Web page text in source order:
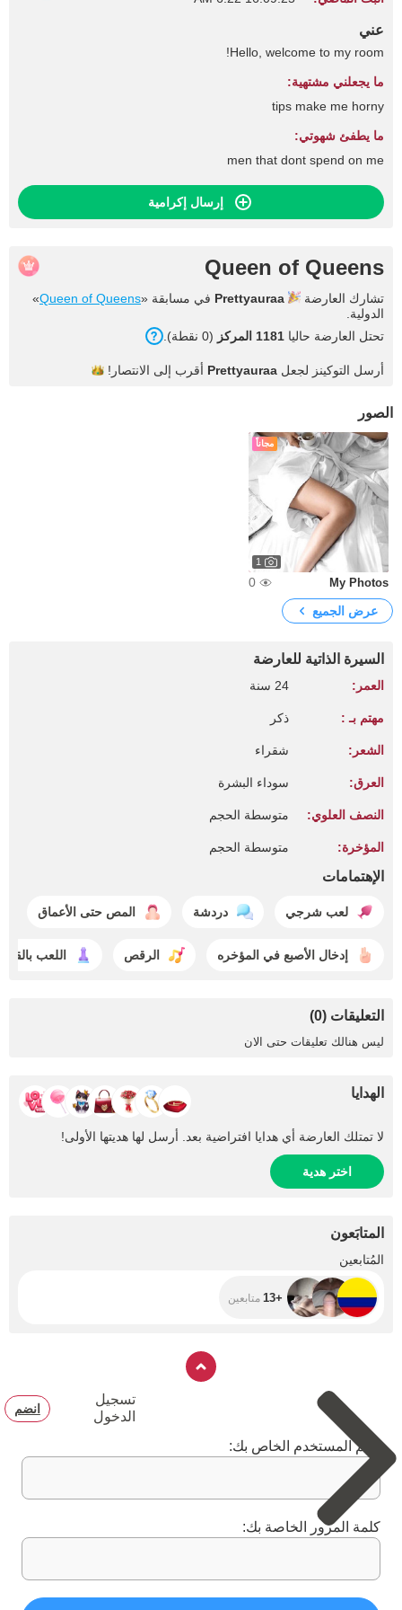
عني
Hello, welcome to my room!
ما يجعلني مشتهية:
tips make me horny
ما يطفئ شهوتي:
men that dont spend on me
إرسال إكرامية
Queen of Queens
تشارك العارضة Prettyauraa في مسابقة «Queen of Queens
»
الدولية.
تحتل العارضة حاليا 1181 المركز (0 نقطة).
أرسل التوكينز لجعل Prettyauraa أقرب إلى الانتصار!
الصور
مجاناً
1
My Photos
0
عرض الجميع
السيرة الذاتية للعارضة
العمر: 24 سنة
مهتم بـ : ذكر
الشعر: شقراء
العرق: سوداء البشرة
النصف العلوي: متوسطة الحجم
المؤخرة: متوسطة الحجم
الإهتمامات
لعب شرجي دردشة المص حتى الأعماق
إدخال الأصبع في المؤخره الرقص اللعب
التعليقات (0)
ليس هنالك تعليقات حتى الان
الهدايا
لا تمتلك العارضة أي هدايا افتراضية بعد. أرسل لها هديتها الأولى!
اختر هدية
المتابَعون
المُتابعين
+13 متابعين
تسجيل
الدخول
انضم
اسم المستخدم الخاص بك:
كلمة المرور الخاصة بك: